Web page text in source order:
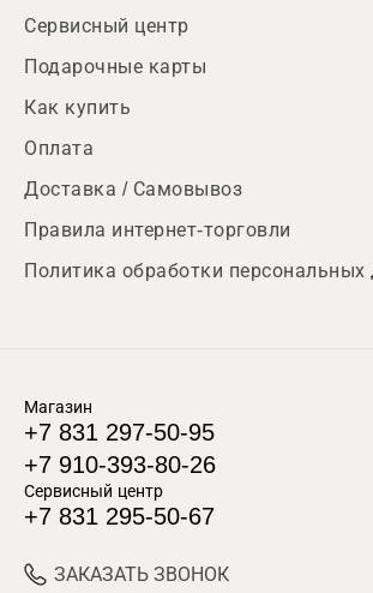
Сервисный центр
Подарочные карты
Как купить
Оплата
Доставка / Самовывоз
Правила интернет-торговли
Политика обработки
Магазин
+7 831 297-50-95
+7 910-393-80-26
Сервисный центр
+7 831 295-50-67
ЗАКАЗАТЬ ЗВОНОК